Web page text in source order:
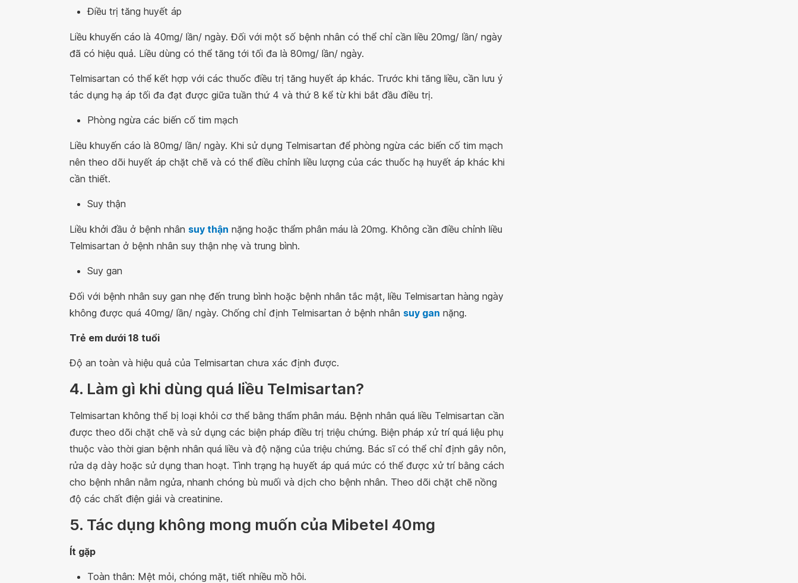
Điều trị tăng huyết áp
Liều khuyến cáo là 40mg/ lần/ ngày. Đối với một số bệnh nhân có thể chỉ cần liều 20mg/ lần/ ngày
đã có hiệu quả. Liều dùng có thể tăng tới tối đa là 80mg/ lần/ ngày.
Telmisartan có thể kết hợp với các thuốc điều trị tăng huyết áp khác. Trước khi tăng liều, cần lưu ý
tác dụng hạ áp tối đa đạt được giữa tuần thứ 4 và thứ 8 kể từ khi bắt đầu điều trị.
Phòng ngừa các biến cố tim mạch
Liều khuyến cáo là 80mg/ lần/ ngày. Khi sử dụng Telmisartan để phòng ngừa các biến cố tim mạch
nên theo dõi huyết áp chặt chẽ và có thể điều chỉnh liều lượng của các thuốc hạ huyết áp khác khi
cần thiết.
Suy thận
Liều khởi đầu ở bệnh nhân suy thận nặng hoặc thẩm phân máu là 20mg. Không cần điều chỉnh liều
Telmisartan ở bệnh nhân suy thận nhẹ và trung bình.
Suy gan
Đối với bệnh nhân suy gan nhẹ đến trung bình hoặc bệnh nhân tắc mật, liều Telmisartan hàng ngày
không được quá 40mg/ lần/ ngày. Chống chỉ định Telmisartan ở bệnh nhân suy gan nặng.
Trẻ em dưới 18 tuổi
Độ an toàn và hiệu quả của Telmisartan chưa xác định được.
4. Làm gì khi dùng quá liều Telmisartan?
Telmisartan không thể bị loại khỏi cơ thể bằng thẩm phân máu. Bệnh nhân quá liều Telmisartan cần
được theo dõi chặt chẽ và sử dụng các biện pháp điều trị triệu chứng. Biện pháp xử trí quá liệu phụ
thuộc vào thời gian bệnh nhân quá liều và độ nặng của triệu chứng. Bác sĩ có thể chỉ định gây nôn,
rửa dạ dày hoặc sử dụng than hoạt. Tình trạng hạ huyết áp quá mức có thể được xử trí bằng cách
cho bệnh nhân nằm ngửa, nhanh chóng bù muối và dịch cho bệnh nhân. Theo dõi chặt chẽ nồng
độ các chất điện giải và creatinine.
5. Tác dụng không mong muốn của Mibetel 40mg
Ít gặp
Toàn thân: Mệt mỏi, chóng mặt, tiết nhiều mồ hôi.